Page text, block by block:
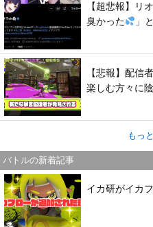
【超悲報】リ
臭かった
」
【悲報】配信
楽しむ方々に
もっ
バトルの新着記事
イカ研がイカ